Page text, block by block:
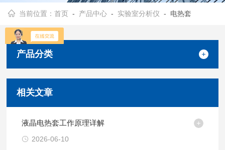
当前位置：首页 - 产品中心 - 实验室分析仪 - 电热套
产品分类
相关文章
液晶电热套工作原理详解
2026-06-10